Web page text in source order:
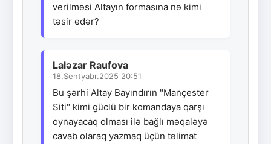
verilməsi Altayın formasına nə kimi
təsir edər?
Laləzar Raufova
18.Sentyabr.2025 20:51
Bu şərhi Altay Bayındırın "Mançester
Siti" kimi güclü bir komandaya qarşı
oynayacaq olması ilə bağlı məqaləyə
cavab olaraq yazmaq üçün təlimat